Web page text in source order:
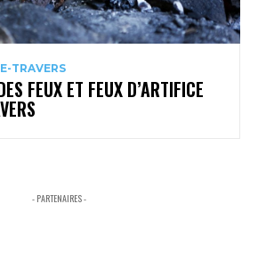
TRAVERS
FEUX ET FEUX D’ARTIFICE
- PARTENAIRES -